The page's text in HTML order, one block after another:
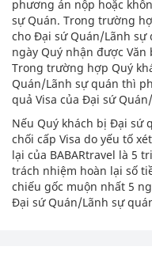
phương án nộp hoặc
sự Quán. Trong trường
cho Đại sứ Quán/Lãnh
ngày Quý nhận được Văn
Trong trường hợp Quý
Quán/Lãnh sự quán thì
quả Visa của Đại sứ
Nếu Quý khách bị Đại sứ
chối cấp Visa do yếu tố
lại của BABARtravel là 5
trách nhiệm hoàn lại số
chiếu gốc muộn nhất 5
Đại sứ Quán/Lãnh sự